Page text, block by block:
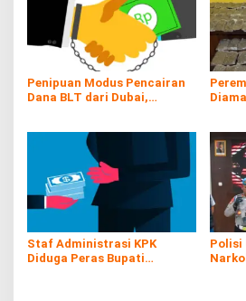
Penipuan Modus Pencairan
Dana BLT dari Dubai,
Staf Administrasi KPK
Diduga Peras Bupati
Polisi